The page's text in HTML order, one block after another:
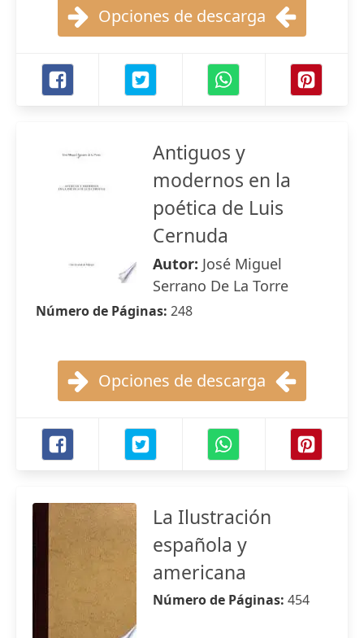
Opciones de descarga
Antiguos y
modernos en la
poética de Luis
Cernuda
Autor: José Miguel
Serrano De La Torre
Número de Páginas: 248
Opciones de descarga
La Ilustración
española y
americana
Número de Páginas: 454